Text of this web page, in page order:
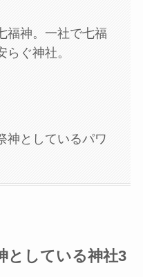
福神。一社で七福
ぐ神社。
神としているパワ
としている神社3